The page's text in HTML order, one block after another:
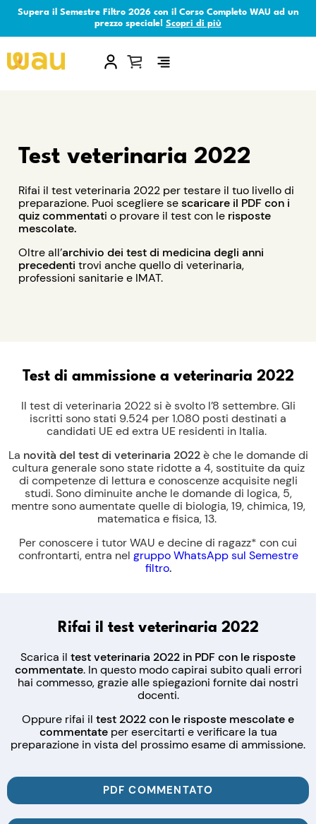
Supera il Semestre Filtro 2026 con il Corso Completo WAU ad un
prezzo speciale! Scopri di più
×
Test veterinaria 2022
Rifai il test veterinaria 2022 per testare il tuo livello di
preparazione. Puoi scegliere sescaricare il PDF con i
quiz commentati o provare il test con le risposte
mescolate.
Oltre all’archivio dei test di medicina degli anni
precedenti trovi anche quello di veterinaria,
professioni sanitarie e IMAT.
Test di ammissione a veterinaria 2022
Il test di veterinaria 2022 si è svolto l’8 settembre. Gli
iscritti sono stati 9.524 per 1.080 posti destinati a
candidati UE ed extra UE residenti in Italia.
La novità del test di veterinaria 2022è che le domande di
cultura generale sono state ridotte a 4, sostituite da quiz
di competenze di lettura e conoscenze acquisite negli
studi. Sono diminuite anche le domande di logica, 5,
mentre sono aumentate quelle di biologia, 19, chimica, 19,
matematica e fisica, 13.
Per conoscere i tutor WAU e decine di ragazz* con cui
confrontarti, entra nel gruppo WhatsApp sul Semestre
filtro.
Rifai il test veterinaria 2022
Scarica il test veterinaria 2022 in PDF con le risposte
commentate. In questo modo capirai subito quali errori
hai commesso, grazie alle spiegazioni fornite dai nostri
docenti.
Oppure rifai il test 2022 con le risposte mescolate e
commentateper esercitarti e verificare la tua
preparazione in vista del prossimo esame di ammissione.
PDF COMMENTATO